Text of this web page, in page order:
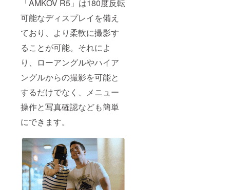
「AMKOV R5」は180度反転
可能なディスプレイを備え
ており、より柔軟に撮影す
ることが可能。それによ
り、ローアングルやハイア
ングルからの撮影を可能と
するだけでなく、メニュー
操作と写真確認なども簡単
にできます。